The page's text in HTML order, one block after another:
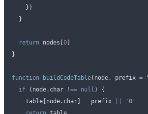
    }
)
  }
  return
nodes [0]
}
function buildCodeTable( node , prefix =
  if
( node. char !== null ) {
    table
[node. char] = prefix '0 '